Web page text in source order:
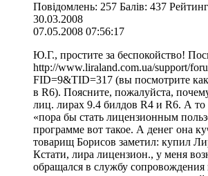
Повідомлень: 257 Балів: 437
30.03.2008
07.05.2008 07:56:17
Ю.Г., простите за беспокойство!
http://www.liraland.com.ua/support/
FID=9&TID=317 (вы посмотрите
в R6). Поясните, пожалуйста,
лиц. лирах 9.4 билдов R4 и R6. А
«пора бы стать лицензионным
программе вот такое. А денег она
товарищ Борисов заметил: купил
Кстати, лира лицензион., у меня
обращался в службу